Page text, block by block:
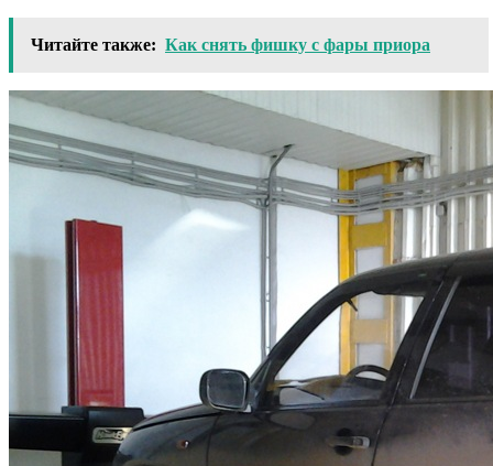
Читайте также: Как снять фишку с фары приора